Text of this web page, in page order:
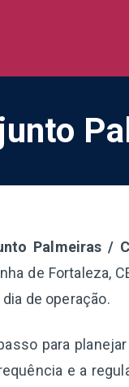
Palmeiras /
de Fortaleza,
de operação.
para
e a